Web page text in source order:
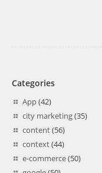
Categories
App(42)
city marketing(35)
content(56)
context(44)
e-commerce(50)